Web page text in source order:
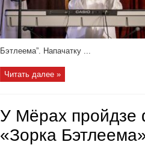
Бэтлеема”. Напачатку ...
Читать далее »
У Мёрах пройдзе
«Зорка